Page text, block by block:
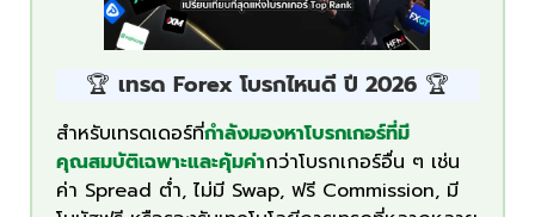
🏆 เทรด Forex โบรกไหนดี ปี 2026 🏆
สำหรับเทรดเดอร์ที่กำลังมองหาโบรกเกอร์ที่มี
คุณสมบัติเฉพาะและคุ้มค่ากว่าโบรกเกอร์อื่น ๆ เช่น
ค่า Spread ต่ำ, ไม่มี Swap, ฟรี Commission, มี